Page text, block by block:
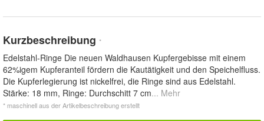
Kurzbeschreibung *
Edelstahl-Ringe Die neuen Waldhausen Kupfergebisse mit einem
62%igem Kupferanteil fördern die Kautätigkeit und den Speichelfluss.
Die Kupferlegierung ist nickelfrei, die Ringe sind aus Edelstahl.
Stärke: 18 mm, Ringe: Durchschitt 7 cm... Mehr
* maschinell aus der Artikelbeschreibung erstellt